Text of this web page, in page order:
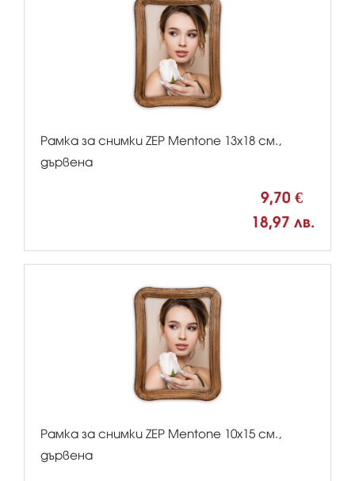
Рамка за снимки ZEP Mentone 13x18 см.,
дървена
9,70 €
18,97 лв.
Рамка за снимки ZEP Mentone 10x15 см.,
дървена